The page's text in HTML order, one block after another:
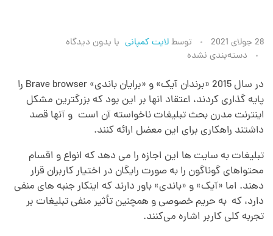
م
ر
و
ر
گ
ر
28 جولای 2021 توسطلایت کمپانی با بدون دیدگاه
دسته‌بندی نشده
در سال 2015 «برندان آیک» و «برایان باندی» Brave browser را
پایه گذاری کردند، اعتقاد انها بر این بود که بزرگترین مشکل
اینترنت مدرن بحث تبلیغات ناخواسته آن است و آنها قصد
داشتند راهکاری برای این معضل ارائه کنند.
تبلیغات به سایت ها این اجازه را می دهد که انواع و اقسام
محتواهای گوناگون را به‌ صورت رایگان در اختیار کاربران قرار
دهند. اما «آیک» و «باندی» باور دارند که اینکار جنبه های منفی
دارد، که به حریم خصوصی و همچنین تأثیر منفی تبلیغات بر
تجربه کلی کاربر اشاره می‌کنند.